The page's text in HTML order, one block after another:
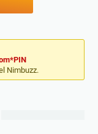
Nimbuzz.